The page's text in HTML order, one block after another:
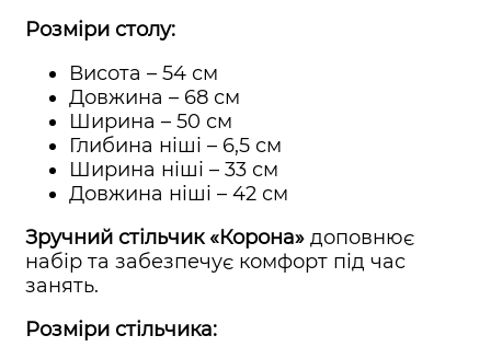
Розміри столу:
Висота – 54 см
Довжина – 68 см
Ширина – 50 см
Глибина ніші – 6,5 см
Ширина ніші – 33 см
Довжина ніші – 42 см
Зручний стільчик «Корона» доповнює
набір та забезпечує комфорт під час
занять.
Розміри стільчика: